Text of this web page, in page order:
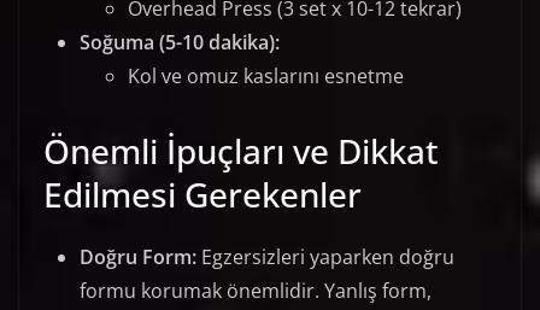
Overhead Press (3 set x 10-12 tekrar)
Soğuma (5-10 dakika):
Kol ve omuz kaslarını esnetme
Önemli İpuçları ve Dikkat
Edilmesi Gerekenler
Doğru Form: Egzersizleri yaparken doğru
formu korumak önemlidir. Yanlış form,